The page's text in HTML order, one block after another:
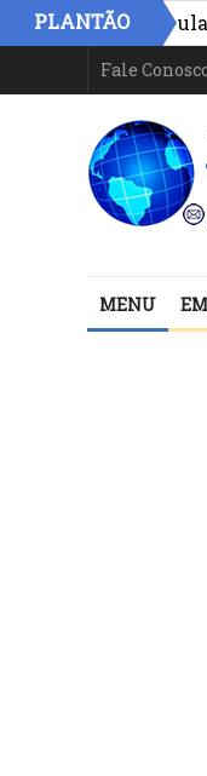
PLANTÃO
e circulação
Fale
MENU